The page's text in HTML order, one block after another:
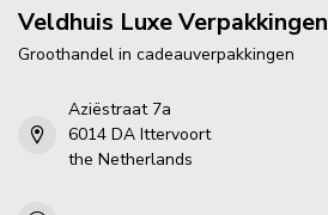
Veldhuis Luxe Verpakkingen
Groothandel in cadeauverpakkingen
Aziëstraat 7a
6014 DA Ittervoort
the Netherlands